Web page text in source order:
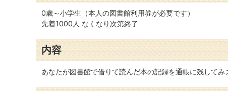
0歳～小学生（本人の図書館利用券が必要です）
先着1000人 なくなり次第終了
内容
あなたが図書館で借りて読んだ本の記録を通帳に残して